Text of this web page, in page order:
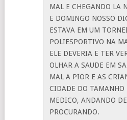
MAL E CHEGANDO LA
E DOMINGO NOSSO
ESTAVA EM UM
POLIESPORTIVO NA
ELE DEVERIA E TER
OLHAR A SAUDE EM
MAL A PIOR E AS
CIDADE DO TAMANHO
MEDICO, ANDANDO
PROCURANDO.